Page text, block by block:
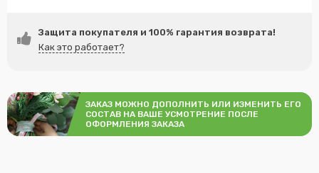
Защита покупателя и 100% гарантия возврата!
Как это работает?
ЗАКАЗ МОЖНО ДОПОЛНИТЬ ИЛИ ИЗМЕНИТЬ ЕГО
СОСТАВ НА ВАШЕ УСМОТРЕНИЕ ПОСЛЕ
ОФОРМЛЕНИЯ ЗАКАЗА